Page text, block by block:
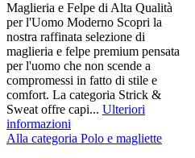
Maglieria e Felpe di Alta Qualità
per l'Uomo Moderno Scopri la
nostra raffinata selezione di
maglieria e felpe premium pensata
per l'uomo che non scende a
compromessi in fatto di stile e
comfort. La categoria Strick &
Sweat offre capi... Ulteriori
informazioni
Alla categoria Polo e magliette